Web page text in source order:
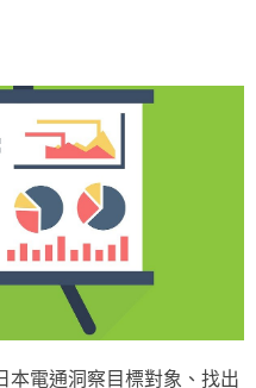
本電通洞察目標對象、找出